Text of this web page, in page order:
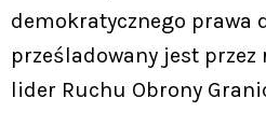
demokratycznego prawa
prześladowany jest przez
lider Ruchu Obrony